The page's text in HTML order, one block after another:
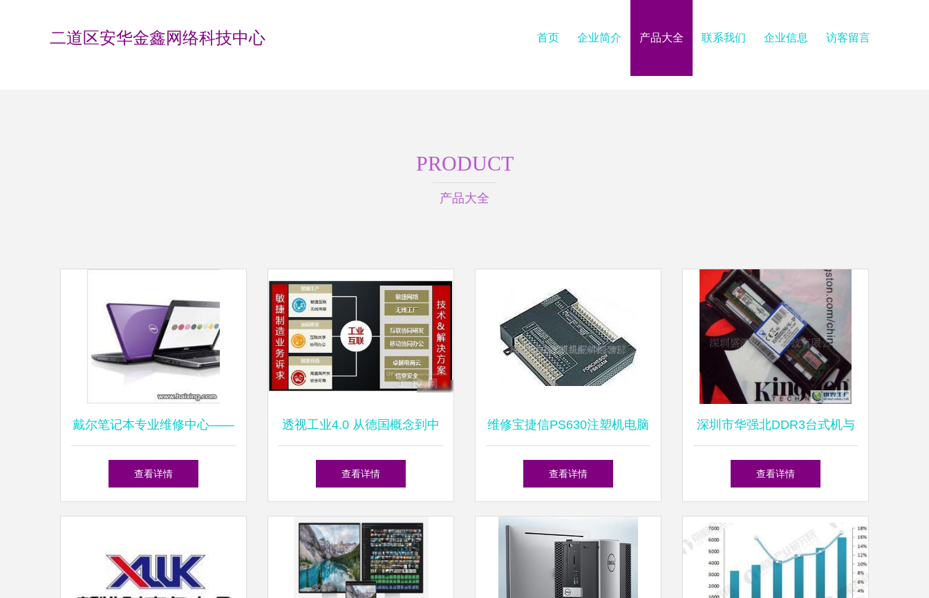
二道区安华金鑫网络科技中心 首页 企业简介 产品大全 联系我们 企业信息 访客留言
PRODUCT
产品大全
戴尔笔记本专业维修中心——
上海松江新桥地区可靠电脑维
查看详情
透视工业4.0 从德国概念到中
国战略——安防工程的智能化
查看详情
维修宝捷信PS630注塑机电脑
及电脑板 专业服务保障塑料
查看详情
深圳市华强北DDR3台式机与
笔记本内存条维修服务详解
查看详情